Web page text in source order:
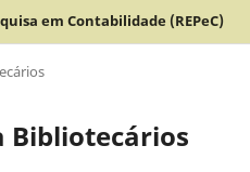
em Contabilidade (REPeC)